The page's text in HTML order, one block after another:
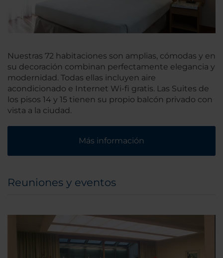
Nuestras 72 habitaciones son amplias, cómodas y en
su decoración combinan perfectamente elegancia y
modernidad. Todas ellas incluyen aire
acondicionado e Internet Wi-fi gratis. Las Suites de
los pisos 14 y 15 tienen su propio balcón privado con
vista a la ciudad.
Más información
Reuniones y eventos